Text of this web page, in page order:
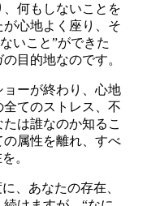
何もしないことを
心地よく座り、そ
いこと”ができた
目的地なのです。
ーが終わり、心地
てのストレス、不
は誰なのか知るこ
属性を離れ、すべ
。
、あなたの存在、